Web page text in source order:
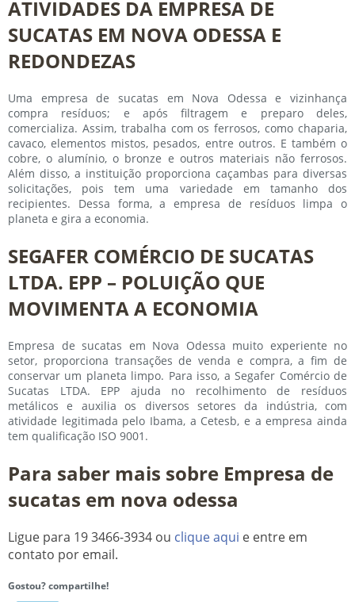
ATIVIDADES DA EMPRESA DE
SUCATAS EM NOVA ODESSA E
REDONDEZAS
Uma empresa de sucatas em Nova Odessa e vizinhança
compra resíduos; e após filtragem e preparo deles,
comercializa. Assim, trabalha com os ferrosos, como chaparia,
cavaco, elementos mistos, pesados, entre outros. E também o
cobre, o alumínio, o bronze e outros materiais não ferrosos.
Além disso, a instituição proporciona caçambas para diversas
solicitações, pois tem uma variedade em tamanho dos
recipientes. Dessa forma, a empresa de resíduos limpa o
planeta e gira a economia.
SEGAFER COMÉRCIO DE SUCATAS
LTDA. EPP – POLUIÇÃO QUE
MOVIMENTA A ECONOMIA
Empresa de sucatas em Nova Odessa muito experiente no
setor, proporciona transações de venda e compra, a fim de
conservar um planeta limpo. Para isso, a Segafer Comércio de
Sucatas LTDA. EPP ajuda no recolhimento de resíduos
metálicos e auxilia os diversos setores da indústria, com
atividade legitimada pelo Ibama, a Cetesb, e a empresa ainda
tem qualificação ISO 9001.
Para saber mais sobre Empresa de
sucatas em nova odessa
Ligue para 19 3466-3934 ou clique aqui e entre em
contato por email.
Gostou? compartilhe!